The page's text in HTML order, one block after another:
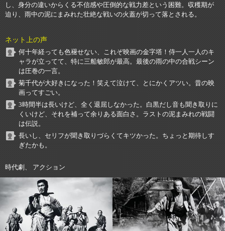
し、身分の違いからくる不信感や圧倒的な戦力差という困難。収穫期が
迫り、雨中の泥にまみれた壮絶な戦いの火蓋が切って落とされる。
ネット上の声
何十年経っても色褪せない、これぞ映画の金字塔！侍一人一人のキ
ャラが立ってて、特に三船敏郎が最高。最後の雨の中の合戦シーン
は圧巻の一言。
菊千代が大好きになった！笑えて泣けて、とにかくアツい。昔の映
画ってすごい。
3時間半は長いけど、全く退屈しなかった。白黒だし音も聞き取りに
くいけど、それを補って余りある面白さ。ラストの泥まみれの戦闘
は伝説。
長いし、セリフが聞き取りづらくてキツかった。ちょっと期待しす
ぎたかも。
時代劇、 アクション